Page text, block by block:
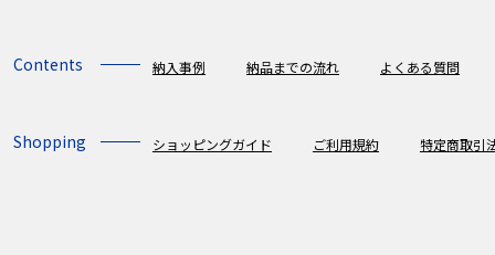
Contents 納入事例 納品までの流れ よくある質問
Shopping ショッピングガイド ご利用規約 特定商取引